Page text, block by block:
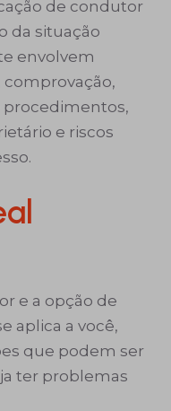
de condutor
da situação
envolvem
e riscos
e a opção de
aplica a você,
que podem ser
ter problemas